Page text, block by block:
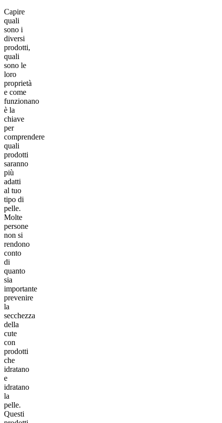
Capire
quali
sono i
diversi
prodotti,
quali
sono le
loro
proprietà
e come
funzionano
è la
chiave
per
comprendere
quali
prodotti
saranno
più
adatti
al tuo
tipo di
pelle.
Molte
persone
non si
rendono
conto
di
quanto
sia
importante
prevenire
la
secchezza
della
cute
con
prodotti
che
idratano
e
idratano
la
pelle.
Questi